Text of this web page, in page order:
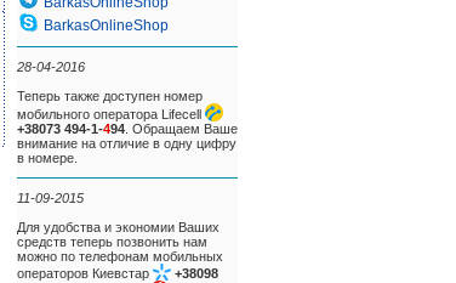
BarkasOnlineShop
28-04-2016
Теперь также доступен номер
мобильного оператора Lifecell
+38073 494-1-494 . Обращаем Ваше
внимание на отличие в одну цифру
в номере.
11-09-2015
Для удобства и экономии Ваших
средств теперь позвонить нам
можно по телефонам мобильных
операторов Киевстар
+38098